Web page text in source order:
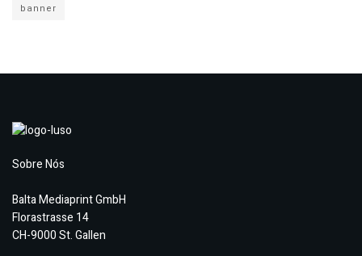
banner
Sobre Nós
Balta Mediaprint GmbH
Florastrasse 14
CH-9000 St. Gallen